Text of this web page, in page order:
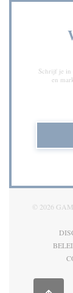
Schrijf je in
en
© 2026